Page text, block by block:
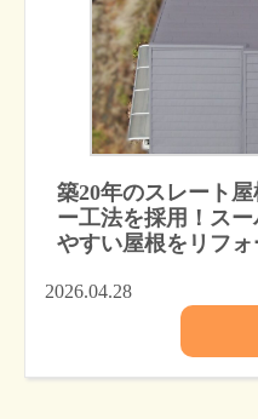
築20年のスレート
ー工法を採用！ス
やすい屋根をリフ
2026.04.28